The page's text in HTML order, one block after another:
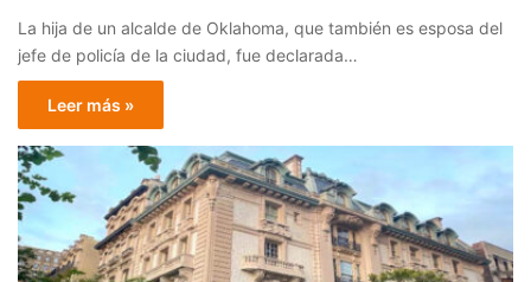
La hija de un alcalde de Oklahoma, que también es esposa del
jefe de policía de la ciudad, fue declarada…
Leer más »